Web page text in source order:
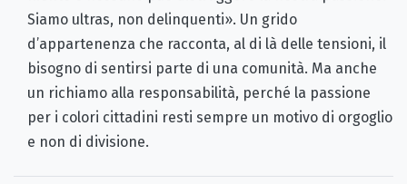
Siamo ultras, non delinquenti». Un grido
d’appartenenza che racconta, al di là delle tensioni, il
bisogno di sentirsi parte di una comunità. Ma anche
un richiamo alla responsabilità, perché la passione
per i colori cittadini resti sempre un motivo di orgoglio
e non di divisione.